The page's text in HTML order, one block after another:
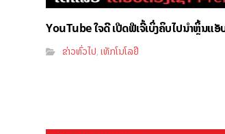
YouTube ໃຈດີ ເປີດຟີເຈີ້ເບິ່ງຄິບໄປນຳຫຼິ້ນແ
ຂ່າວທົ່ວໄປ,ເທັກໂນໂລຢີ